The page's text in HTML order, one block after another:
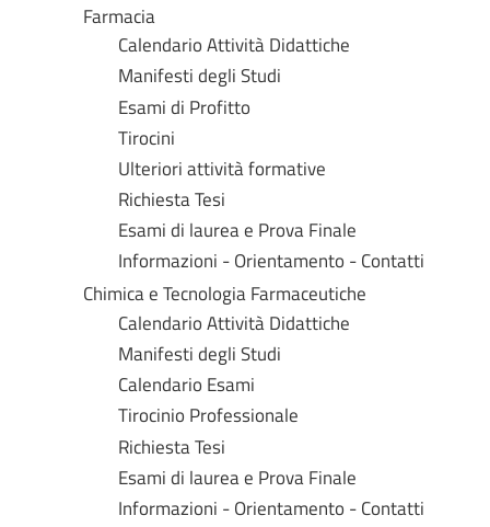
Farmacia
Calendario Attività Didattiche
Manifesti degli Studi
Esami di Profitto
Tirocini
Ulteriori attività formative
Richiesta Tesi
Esami di laurea e Prova Finale
Informazioni - Orientamento - Contatti
Chimica e Tecnologia Farmaceutiche
Calendario Attività Didattiche
Manifesti degli Studi
Calendario Esami
Tirocinio Professionale
Richiesta Tesi
Esami di laurea e Prova Finale
Informazioni - Orientamento - Contatti